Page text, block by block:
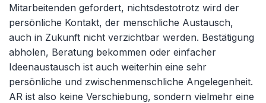
Mitarbeitenden gefordert, nichtsdestotrotz wird der
persönliche Kontakt, der menschliche Austausch,
auch in Zukunft nicht verzichtbar werden. Bestätigung
abholen, Beratung bekommen oder einfacher
Ideenaustausch ist auch weiterhin eine sehr
persönliche und zwischenmenschliche Angelegenheit.
AR ist also keine Verschiebung, sondern vielmehr eine